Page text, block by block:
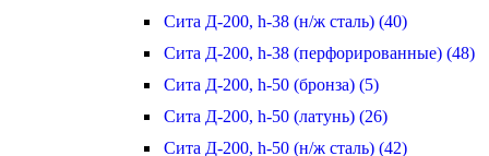
Сита Д-200, h-38 (н/ж сталь) (40)
Сита Д-200, h-38 (перфорированные) (48)
Сита Д-200, h-50 (бронза) (5)
Сита Д-200, h-50 (латунь) (26)
Сита Д-200, h-50 (н/ж сталь) (42)